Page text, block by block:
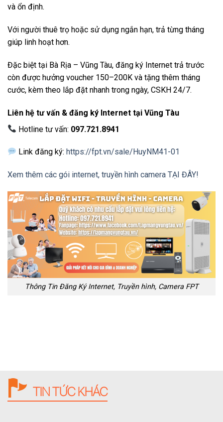
và ổn định.
Với người thuê trọ hoặc sử dụng ngắn hạn, trả từng tháng
giúp linh hoạt hơn.
Đặc biệt tại Bà Rịa – Vũng Tàu, đăng ký Internet trả trước
còn được hưởng voucher 150–200K và tặng thêm tháng
cước, kèm theo lắp đặt nhanh trong ngày, CSKH 24/7.
Liên hệ tư vấn & đăng ký Internet tại Vũng Tàu
Hotline tư vấn: 097.721.8941
Link đăng ký: https://fpt.vn/sale/HuyNM41-01
Xem thêm các gói internet, truyền hình camera TẠI ĐÂY!
Thông Tin Đăng Ký Internet, Truyền hình, Camera FPT
TIN TỨC KHÁC